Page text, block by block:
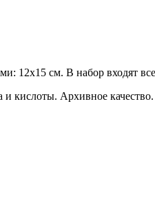
12х15 см. В набор входят
Архивное